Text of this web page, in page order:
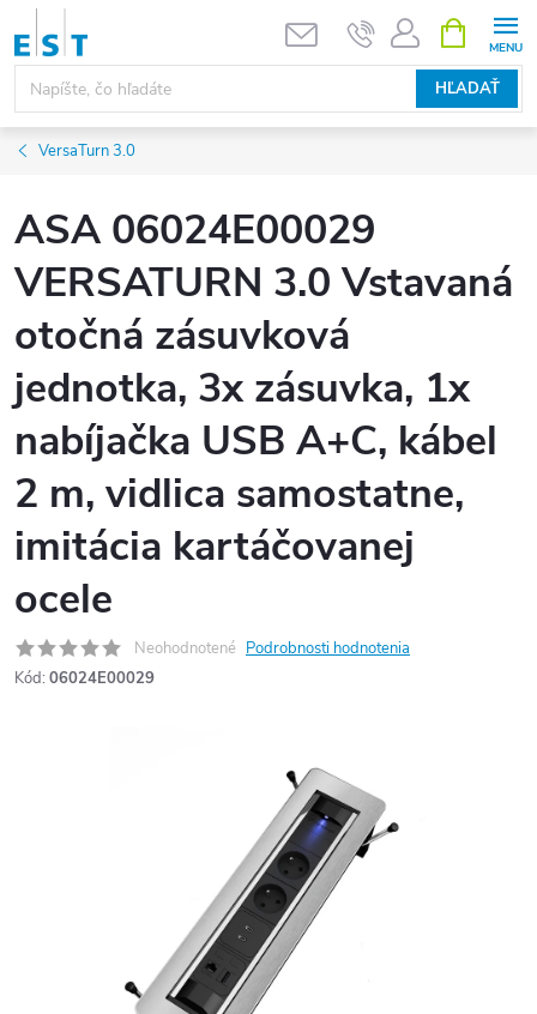
Prejsť
obsah
HĽADAŤ
KOŠÍK
VersaTurn 3.0
ASA 06024E00029
VERSATURN 3.0 Vstavaná
otočná zásuvková
jednotka, 3x zásuvka, 1x
nabíjačka USB A+C, kábel
2 m, vidlica samostatne,
imitácia kartáčovanej
ocele
Neohodnotené Podrobnosti hodnotenia
Kód: 06024E00029